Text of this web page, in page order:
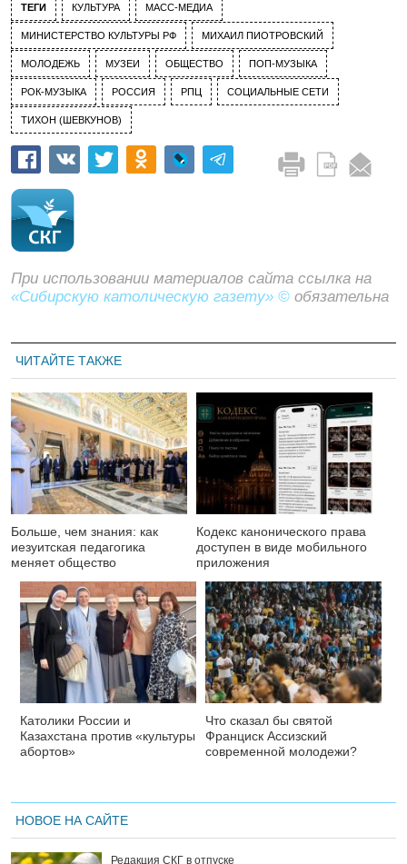
ТЕГИ КУЛЬТУРА МАСС-МЕДИА
МИНИСТЕРСТВО КУЛЬТУРЫ РФ МИХАИЛ ПИОТРОВСКИЙ
МОЛОДЕЖЬ МУЗЕИ ОБЩЕСТВО ПОП-МУЗЫКА
РОК-МУЗЫКА РОССИЯ РПЦ СОЦИАЛЬНЫЕ СЕТИ
ТИХОН (ШЕВКУНОВ)
При использовании материалов сайта ссылка на
«Сибирскую католическую газету» © обязательна
ЧИТАЙТЕ ТАКЖЕ
Больше, чем знания: как
иезуитская педагогика
меняет общество
Кодекс канонического права
доступен в виде мобильного
приложения
Католики России и
Казахстана против «культуры
абортов»
Что сказал бы святой
Франциск Ассизский
современной молодежи?
НОВОЕ НА САЙТЕ
Редакция СКГ в отпуске